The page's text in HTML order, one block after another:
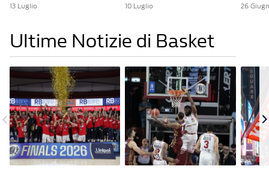
13 Luglio 10 Luglio 26
Ultime Notizie di Basket